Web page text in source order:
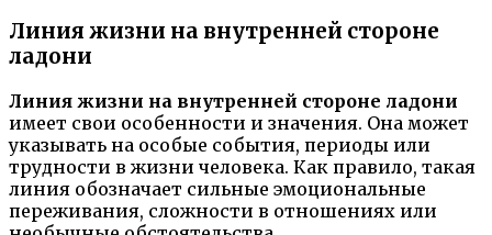
Линия жизни на внутренней стороне
ладони
Линия жизни на внутренней стороне ладони
имеет свои особенности и значения. Она может
указывать на особые события, периоды или
трудности в жизни человека. Как правило, такая
линия обозначает сильные эмоциональные
переживания, сложности в отношениях или